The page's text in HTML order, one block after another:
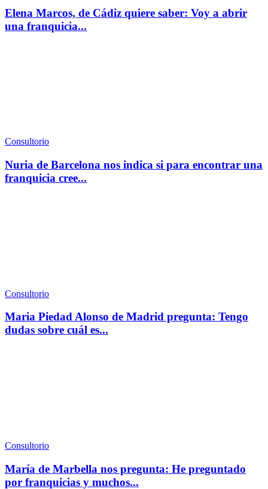
Elena Marcos, de Cádiz quiere saber: Voy a abrir
una franquicia...
Consultorio
Nuria de Barcelona nos indica si para encontrar una
franquicia cree...
Consultorio
Maria Piedad Alonso de Madrid pregunta: Tengo
dudas sobre cuál es...
Consultorio
María de Marbella nos pregunta: He preguntado
por franquicias y muchos...